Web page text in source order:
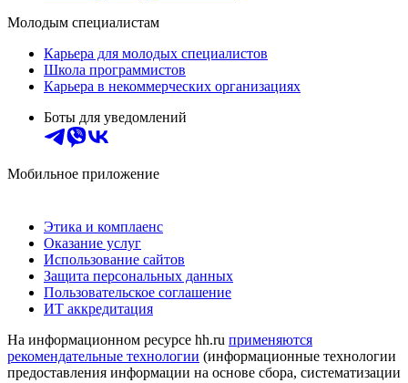
Молодым специалистам
Карьера для молодых специалистов
Школа программистов
Карьера в некоммерческих организациях
Боты для уведомлений
Мобильное приложение
Этика и комплаенс
Оказание услуг
Использование сайтов
Защита персональных данных
Пользовательское соглашение
ИТ аккредитация
На информационном ресурсе hh.ru применяются
рекомендательные технологии (информационные технологии
предоставления информации на основе сбора, систематизации